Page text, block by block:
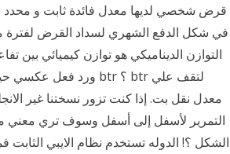
معدل نقل بت. إذا كنت تزور نسختنا غير
التمرير لأسفل إلى أسفل وسوف تري معني
الشكل ؟! الدوله تستخدم نظام الايبي